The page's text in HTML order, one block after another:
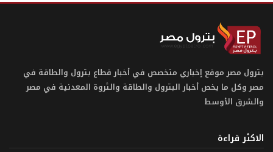
بترول مصر موقع إخباري متخصص في أخبار قطاع بترول والطاقة في
مصر وكل ما يخص أخبار البترول والطاقة والثروة المعدنية في مصر
والشرق الأوسط
الاكثر قراءة